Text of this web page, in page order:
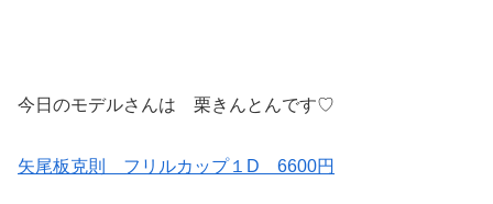
今日のモデルさんは 栗きんとんです♡
矢尾板克則 フリルカップ１D 6600円